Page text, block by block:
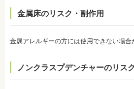
歯学博士（口腔外科学）
することが可能です。特に、塗布
監修医情報 菊地由利佳先生
新潟大学医歯学総合病院にて研修
・ホワイトニング剤の影響で知覚
スがあります。薬剤が歯の神経に
ィスホワイトニングで使用する薬
・歯科で行うホワイトニングでも1
金属床のリスク・副作用
金属アレルギーの方には使用できない場合
ノンクラスプデンチャーのリス